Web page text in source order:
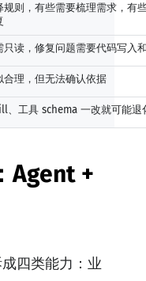
规则，有些需要梳理需求，有
只读，修复问题需要代码写入
合理，但无法确认依据
、工具 schema 一改就可能退
Agent +
四类能力：业